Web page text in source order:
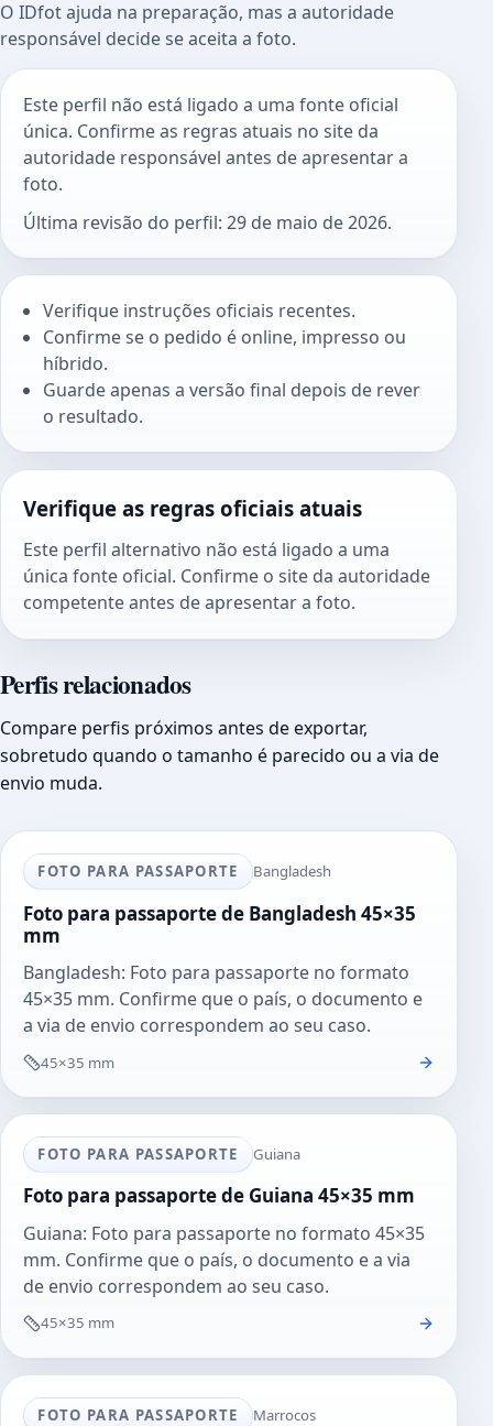
O IDfot ajuda na preparação, mas a autoridade
responsável decide se aceita a foto.
Este perfil não está ligado a uma fonte oficial
única. Confirme as regras atuais no site da
autoridade responsável antes de apresentar a
foto.
Última revisão do perfil: 29 de maio de 2026.
Verifique instruções oficiais recentes.
Confirme se o pedido é online, impresso ou
híbrido.
Guarde apenas a versão final depois de rever
o resultado.
Verifique as regras oficiais atuais
Este perfil alternativo não está ligado a uma
única fonte oficial. Confirme o site da autoridade
competente antes de apresentar a foto.
Perfis relacionados
Compare perfis próximos antes de exportar,
sobretudo quando o tamanho é parecido ou a via de
envio muda.
FOTO PARA PASSAPORTE Bangladesh
Foto para passaporte de Bangladesh 45×35
mm
Bangladesh: Foto para passaporte no formato
45×35 mm. Confirme que o país, o documento e
a via de envio correspondem ao seu caso.
45×35 mm
FOTO PARA PASSAPORTE Guiana
Foto para passaporte de Guiana 45×35 mm
Guiana: Foto para passaporte no formato 45×35
mm. Confirme que o país, o documento e a via
de envio correspondem ao seu caso.
45×35 mm
FOTO PARA PASSAPORTE Marrocos